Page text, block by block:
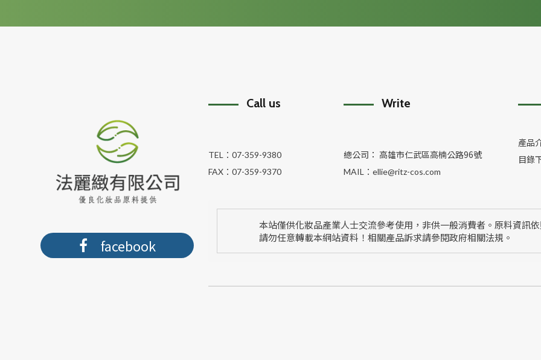
facebook
Call us
TEL：07-359-9380
FAX：07-359-9370
Write
總公司： 高雄市仁武區高楠公路96號
MAIL： ellie@ritz-cos.com
產品
目錄
本站僅供化妝品產業人士交流參考使用，非供一般消費者。原料資訊
請勿任意轉載本網站資料！相關產品訴求請參閱政府相關法規。